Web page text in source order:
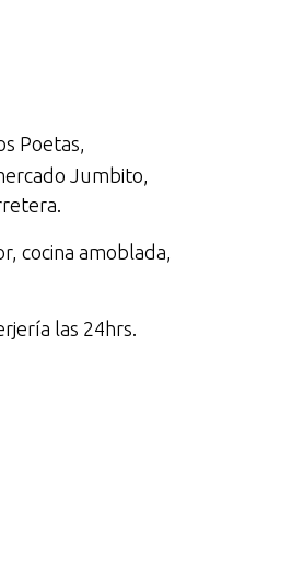
Poetas,
Jumbito,
cocina amoblada,
las 24hrs.